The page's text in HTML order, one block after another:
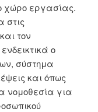
χώρο εργασίας.
στις
τον
ο
σύστημα
και όπως
νομοθεσία για